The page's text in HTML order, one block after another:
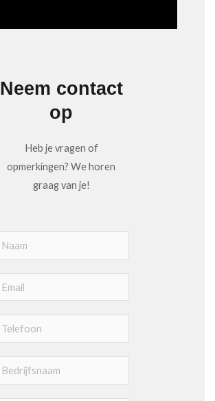
Neem contact
op
Heb je vragen of
opmerkingen? We horen
graag van je!